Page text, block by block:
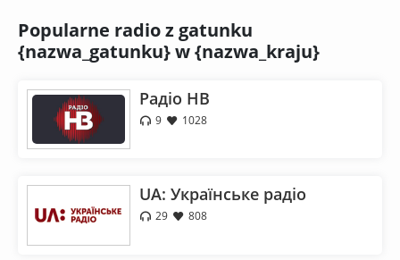
Popularne radio z gatunku
{nazwa_gatunku} w {nazwa_kraju}
Радіо НВ
9 1028
UA: Українське радіо
29 808